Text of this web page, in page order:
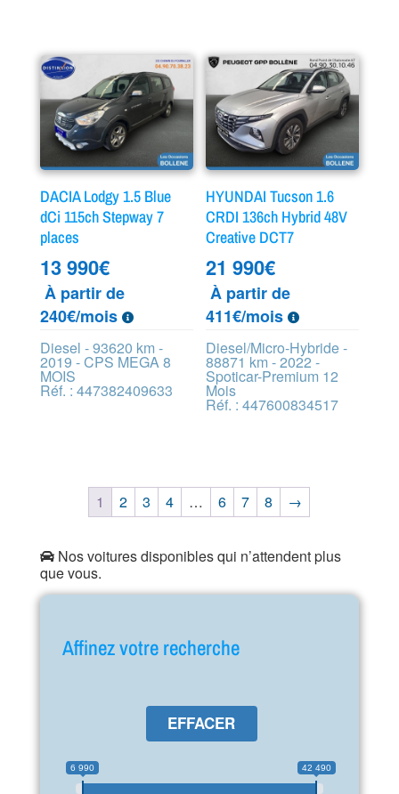
DACIA Lodgy 1.5 Blue
dCi 115ch Stepway 7
places
13 990€
À partir de
240€/mois
Diesel - 93620 km -
2019 - CPS MEGA 8
MOIS
Réf. : 447382409633
HYUNDAI Tucson 1.6
CRDI 136ch Hybrid 48V
Creative DCT7
21 990€
À partir de
411€/mois
Diesel/Micro-Hybride -
88871 km - 2022 -
Spoticar-Premium 12
Mois
Réf. : 447600834517
1 2 3 4 … 6 7 8 →
Nos voitures disponibles qui n’attendent plus
que vous.
Affinez votre recherche
EFFACER
6 990 42 490